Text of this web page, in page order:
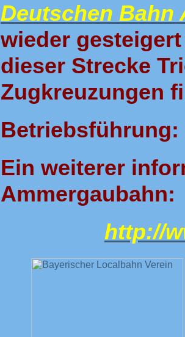
Deutschen Bahn
wieder
dieser Strecke
Zugkreuzungen
Betriebsführung:
Ein weiterer
Ammergaubahn:
http://